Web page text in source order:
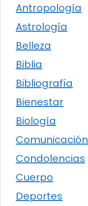
Antropología
Astrología
Belleza
Biblia
Bibliografía
Bienestar
Biología
Comunicación
Condolencias
Cuerpo
Deportes